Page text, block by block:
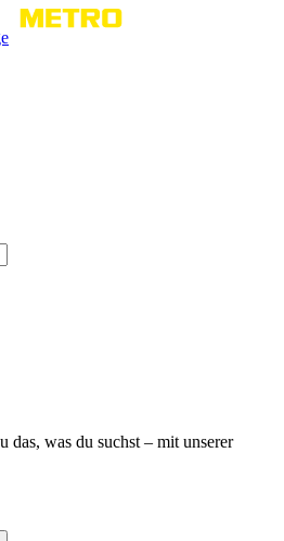
das, was du suchst – mit unserer